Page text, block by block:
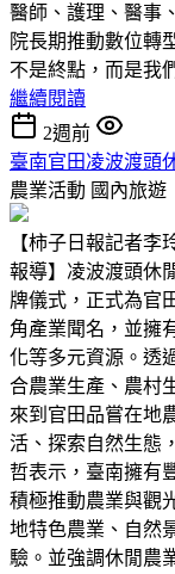
醫師、護理、醫事
院長期推動數位轉
不是終點，而是我
繼續閱讀
2週前
臺南官田凌波渡頭
農業活動 國內旅遊
【柿子日報記者李
報導】凌波渡頭休
牌儀式，正式為官
角產業聞名，並擁
化等多元資源。透
合農業生產、農村
來到官田品嘗在地
活、探索自然生態
哲表示，臺南擁有
積極推動農業與觀
地特色農業、自然
驗。並強調休閒農